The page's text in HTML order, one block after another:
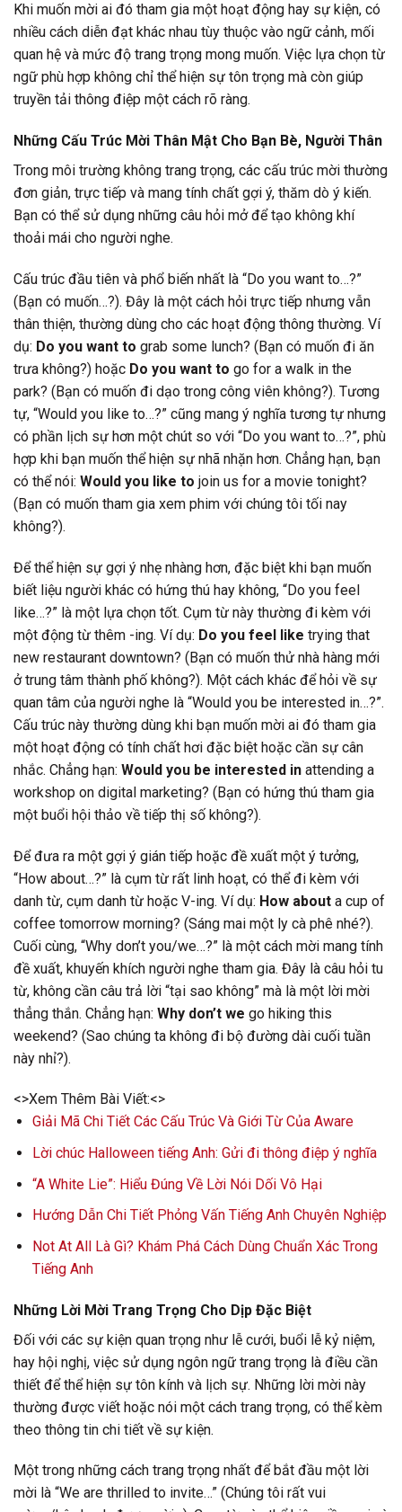
Khi muốn mời ai đó tham gia một hoạt động hay sự kiện, có
nhiều cách diễn đạt khác nhau tùy thuộc vào ngữ cảnh, mối
quan hệ và mức độ trang trọng mong muốn. Việc lựa chọn từ
ngữ phù hợp không chỉ thể hiện sự tôn trọng mà còn giúp
truyền tải thông điệp một cách rõ ràng.
Những Cấu Trúc Mời Thân Mật Cho Bạn Bè, Người Thân
Trong môi trường không trang trọng, các cấu trúc mời thường
đơn giản, trực tiếp và mang tính chất gợi ý, thăm dò ý kiến.
Bạn có thể sử dụng những câu hỏi mở để tạo không khí
thoải mái cho người nghe.
Cấu trúc đầu tiên và phổ biến nhất là “Do you want to…?”
(Bạn có muốn…?). Đây là một cách hỏi trực tiếp nhưng vẫn
thân thiện, thường dùng cho các hoạt động thông thường. Ví
dụ: Do you want to grab some lunch? (Bạn có muốn đi ăn
trưa không?) hoặc Do you want to go for a walk in the
park? (Bạn có muốn đi dạo trong công viên không?). Tương
tự, “Would you like to…?” cũng mang ý nghĩa tương tự nhưng
có phần lịch sự hơn một chút so với “Do you want to…?”, phù
hợp khi bạn muốn thể hiện sự nhã nhặn hơn. Chẳng hạn, bạn
có thể nói: Would you like to join us for a movie tonight?
(Bạn có muốn tham gia xem phim với chúng tôi tối nay
không?).
Để thể hiện sự gợi ý nhẹ nhàng hơn, đặc biệt khi bạn muốn
biết liệu người khác có hứng thú hay không, “Do you feel
like…?” là một lựa chọn tốt. Cụm từ này thường đi kèm với
một động từ thêm -ing. Ví dụ: Do you feel like trying that
new restaurant downtown? (Bạn có muốn thử nhà hàng mới
ở trung tâm thành phố không?). Một cách khác để hỏi về sự
quan tâm của người nghe là “Would you be interested in…?”.
Cấu trúc này thường dùng khi bạn muốn mời ai đó tham gia
một hoạt động có tính chất hơi đặc biệt hoặc cần sự cân
nhắc. Chẳng hạn: Would you be interested in attending a
workshop on digital marketing? (Bạn có hứng thú tham gia
một buổi hội thảo về tiếp thị số không?).
Để đưa ra một gợi ý gián tiếp hoặc đề xuất một ý tưởng,
“How about…?” là cụm từ rất linh hoạt, có thể đi kèm với
danh từ, cụm danh từ hoặc V-ing. Ví dụ: How about a cup of
coffee tomorrow morning? (Sáng mai một ly cà phê nhé?).
Cuối cùng, “Why don’t you/we…?” là một cách mời mang tính
đề xuất, khuyến khích người nghe tham gia. Đây là câu hỏi tu
từ, không cần câu trả lời “tại sao không” mà là một lời mời
thẳng thắn. Chẳng hạn: Why don’t we go hiking this
weekend? (Sao chúng ta không đi bộ đường dài cuối tuần
này nhỉ?).
<>Xem Thêm Bài Viết:<>
Giải Mã Chi Tiết Các Cấu Trúc Và Giới Từ Của Aware
Lời chúc Halloween tiếng Anh: Gửi đi thông điệp ý nghĩa
“A White Lie”: Hiểu Đúng Về Lời Nói Dối Vô Hại
Hướng Dẫn Chi Tiết Phỏng Vấn Tiếng Anh Chuyên Nghiệp
Not At All Là Gì? Khám Phá Cách Dùng Chuẩn Xác Trong
Tiếng Anh
Những Lời Mời Trang Trọng Cho Dịp Đặc Biệt
Đối với các sự kiện quan trọng như lễ cưới, buổi lễ kỷ niệm,
hay hội nghị, việc sử dụng ngôn ngữ trang trọng là điều cần
thiết để thể hiện sự tôn kính và lịch sự. Những lời mời này
thường được viết hoặc nói một cách trang trọng, có thể kèm
theo thông tin chi tiết về sự kiện.
Một trong những cách trang trọng nhất để bắt đầu một lời
mời là “We are thrilled to invite…” (Chúng tôi rất vui